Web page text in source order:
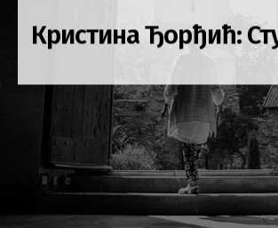
Кристина Ђорђић: